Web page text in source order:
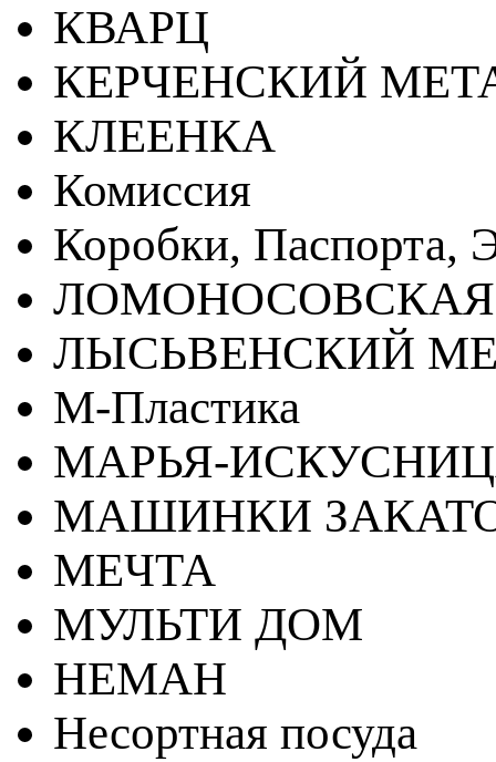
КВАРЦ
КЕРЧЕНСКИЙ
КЛЕЕНКА
Комиссия
Коробки, Паспорта,
ЛЫСЬВЕНСКИЙ
М-Пластика
МАРЬЯ-
МАШИНКИ
МЕЧТА
МУЛЬТИ ДОМ
НЕМАН
Несортная посуда